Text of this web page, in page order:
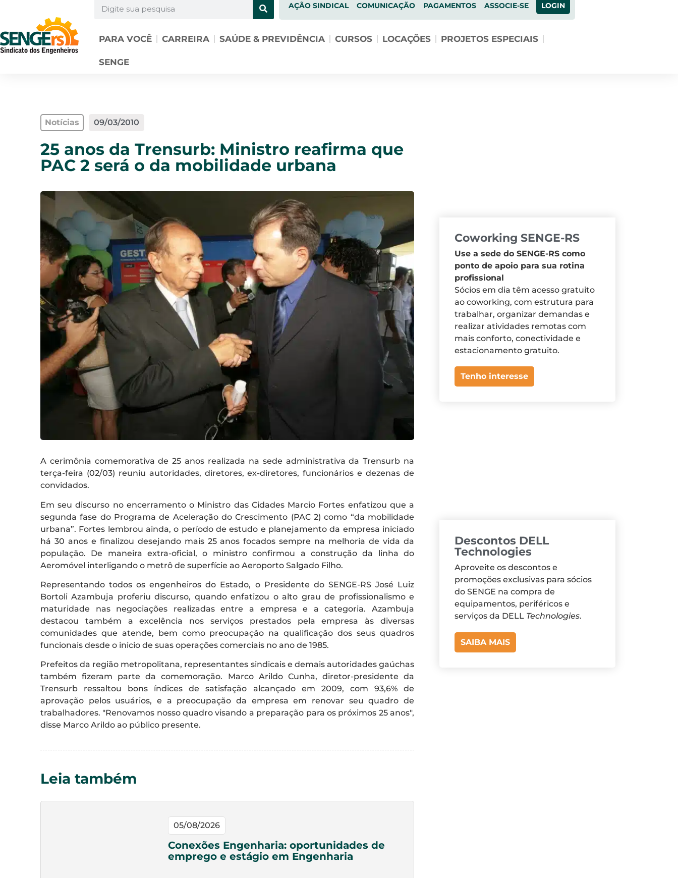
AÇÃO SINDICAL COMUNICAÇÃO PAGAMENTOS ASSOCIE-SE LOGIN
PARA VOCÊ CARREIRA SAÚDE & PREVIDÊNCIA CURSOS LOCAÇÕES PROJETOS ESPECIAIS
SENGE
Notícias 09/03/2010
25 anos da Trensurb: Ministro reafirma que
PAC 2 será o da mobilidade urbana
A cerimônia comemorativa de 25 anos realizada na sede administrativa da Trensurb na
terça-feira (02/03) reuniu autoridades, diretores, ex-diretores, funcionários e dezenas de
convidados.
Em seu discurso no encerramento o Ministro das Cidades Marcio Fortes enfatizou que a
segunda fase do Programa de Aceleração do Crescimento (PAC 2) como “da mobilidade
urbana”. Fortes lembrou ainda, o período de estudo e planejamento da empresa iniciado
há 30 anos e finalizou desejando mais 25 anos focados sempre na melhoria de vida da
população. De maneira extra-oficial, o ministro confirmou a construção da linha do
Aeromóvel interligando o metrô de superfície ao Aeroporto Salgado Filho.
Representando todos os engenheiros do Estado, o Presidente do SENGE-RS José Luiz
Bortoli Azambuja proferiu discurso, quando enfatizou o alto grau de profissionalismo e
maturidade nas negociações realizadas entre a empresa e a categoria. Azambuja
destacou também a excelência nos serviços prestados pela empresa às diversas
comunidades que atende, bem como preocupação na qualificação dos seus quadros
funcionais desde o inicio de suas operações comerciais no ano de 1985.
Prefeitos da região metropolitana, representantes sindicais e demais autoridades gaúchas
também fizeram parte da comemoração. Marco Arildo Cunha, diretor-presidente da
Trensurb ressaltou bons índices de satisfação alcançado em 2009, com 93,6% de
aprovação pelos usuários, e a preocupação da empresa em renovar seu quadro de
trabalhadores. "Renovamos nosso quadro visando a preparação para os próximos 25 anos",
disse Marco Arildo ao público presente.
Leia também
05/08/2026
Conexões Engenharia: oportunidades de
emprego e estágio em Engenharia
Coworking SENGE-RS
Use a sede do SENGE-RS como
ponto de apoio para sua rotina
profissional
Sócios em dia têm acesso gratuito
ao coworking, com estrutura para
trabalhar, organizar demandas e
realizar atividades remotas com
mais conforto, conectividade e
estacionamento gratuito.
Tenho interesse
Descontos DELL
Technologies
Aproveite os descontos e
promoções exclusivas para sócios
do SENGE na compra de
equipamentos, periféricos e
serviços da DELL Technologies.
SAIBA MAIS